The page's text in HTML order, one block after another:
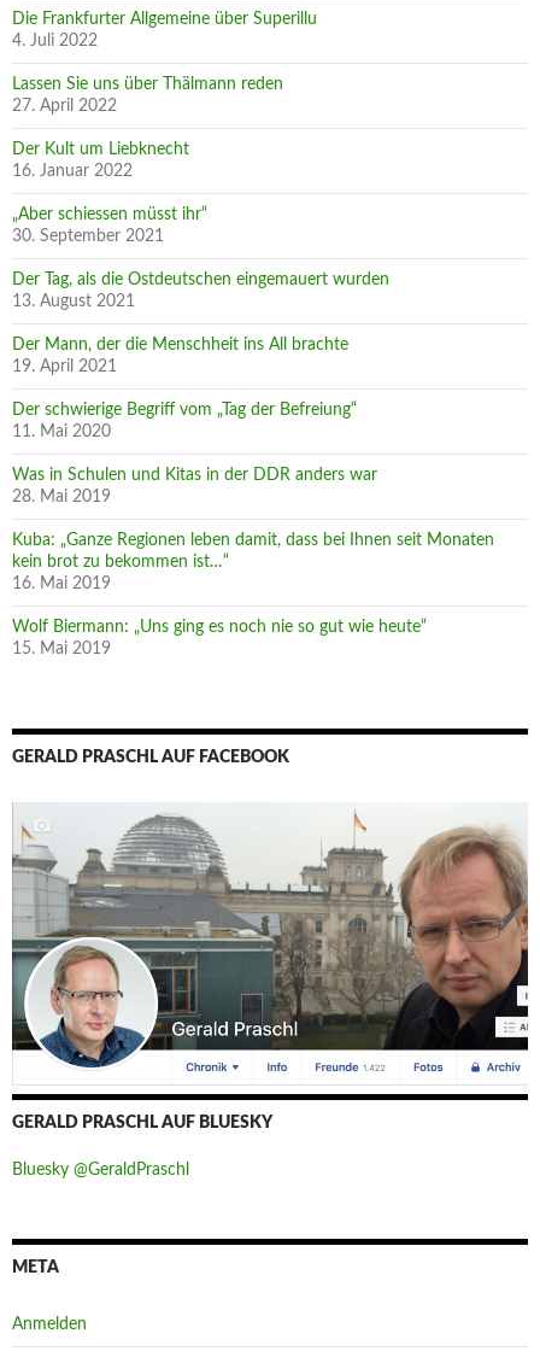
Die Frankfurter Allgemeine über Superillu
4. Juli 2022
Lassen Sie uns über Thälmann reden
27. April 2022
Der Kult um Liebknecht
16. Januar 2022
„Aber schiessen müsst ihr“
30. September 2021
Der Tag, als die Ostdeutschen eingemauert wurden
13. August 2021
Der Mann, der die Menschheit ins All brachte
19. April 2021
Der schwierige Begriff vom „Tag der Befreiung“
11. Mai 2020
Was in Schulen und Kitas in der DDR anders war
28. Mai 2019
Kuba: „Ganze Regionen leben damit, dass bei Ihnen seit Monaten
kein brot zu bekommen ist…“
16. Mai 2019
Wolf Biermann: „Uns ging es noch nie so gut wie heute“
15. Mai 2019
GERALD PRASCHL AUF FACEBOOK
GERALD PRASCHL AUF BLUESKY
Bluesky @GeraldPraschl
META
Anmelden